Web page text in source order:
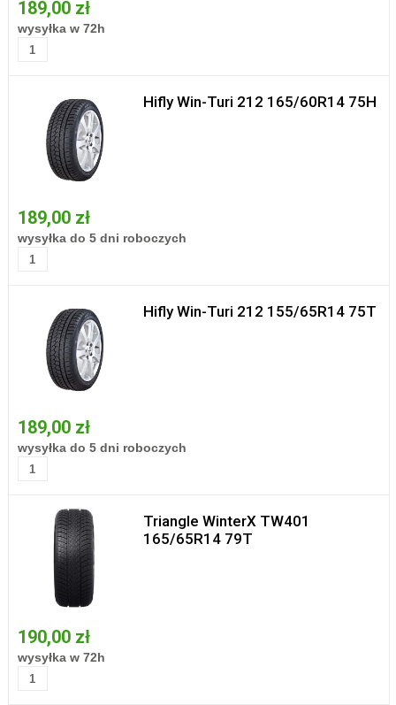
189,00 zł
wysyłka w 72h
Hifly Win-Turi 212 165/60R14 75H
189,00 zł
wysyłka do 5 dni roboczych
Hifly Win-Turi 212 155/65R14 75T
189,00 zł
wysyłka do 5 dni roboczych
Triangle WinterX TW401
165/65R14 79T
190,00 zł
wysyłka w 72h